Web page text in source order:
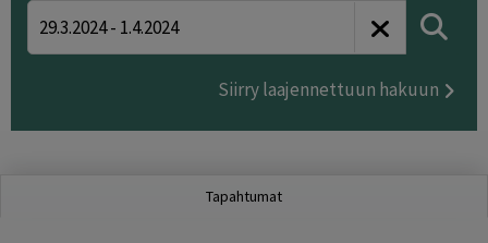
Siirry laajennettuun hakuun
Tapahtumat